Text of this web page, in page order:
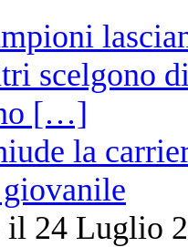
la
il 24 Luglio